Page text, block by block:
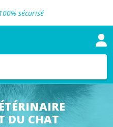
sécurisé
clinique vétérinaire
vétérinaire
clinique vétérinaire
en clinique
vétérinaire
DU CHAT